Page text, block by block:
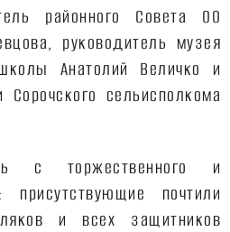
районного Совета ОО
руководитель музея
Анатолий Величко и
сельисполкома
с торжественного и
присутствующие почтили
и всех защитников